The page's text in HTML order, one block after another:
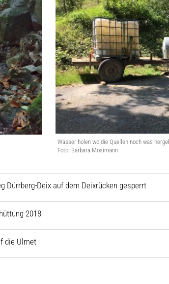
Wasser holen wo die Quellen noch was
Foto: Barbara Mosimann
Dürrberg-Deix auf dem Deixrücken gesperrt
2018
die Ulmet